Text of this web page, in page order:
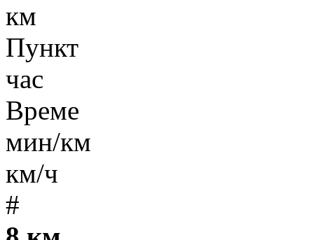
км
Пункт
час
Време
мин/км
км/ч
#